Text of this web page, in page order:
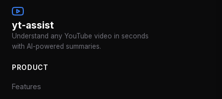
yt-assist
Understand any YouTube video in seconds
with AI-powered summaries.
PRODUCT
Features